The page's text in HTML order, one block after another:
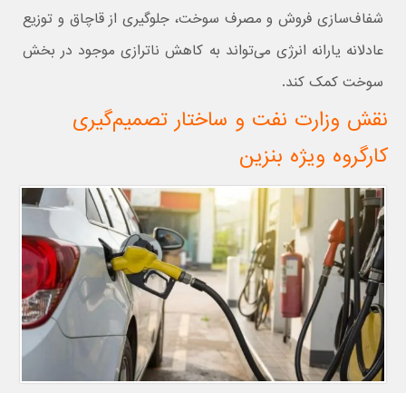
شفاف‌سازی فروش و مصرف سوخت، جلوگیری از قاچاق و توزیع
عادلانه یارانه انرژی می‌تواند به کاهش ناترازی موجود در بخش
سوخت کمک کند.
نقش وزارت نفت و ساختار تصمیم‌گیری
کارگروه ویژه بنزین